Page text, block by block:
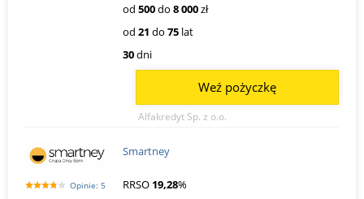
od 500do 8 000zł
od 21 do 75 lat
30dni
Alfakredyt Sp. z o.o.
Weź pożyczkę
Opinie: 5
Smartney
RRSO 19,28%